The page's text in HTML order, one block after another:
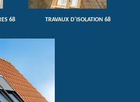
68 TRAVAUX D'ISOLATION 68